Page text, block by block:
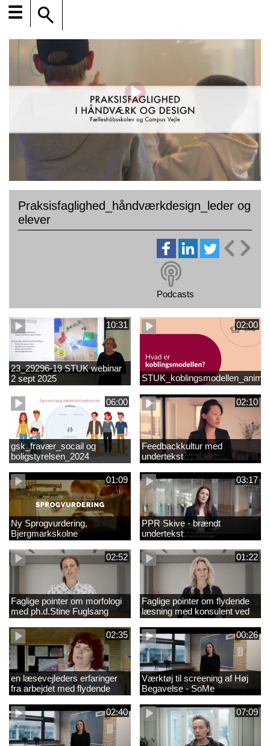
☰
Praksisfaglighed_håndværkdesign_leder og
elever
Podcasts
10:31
23_29296-19 STUK webinar
2 sept 2025
1889337_1_1.MP4
02:00
06:00
gsk_fravær_socail og
boligstyrelsen_2024
02:10
Feedbackkultur med
undertekst
01:09
Ny Sprogvurdering,
Bjergmarkskolne
03:17
PPR Skive - brændt
undertekst
02:52
Faglige pointer om morfologi
med ph.d.Stine Fuglsang
Engmose
01:22
Faglige pointer om flydende
læsning med konsulent ved
CFU Louise Duus
02:35
en læsevejleders erfaringer
fra arbejdet med flydende
læsning
00:26
Værktøj til screening af Høj
Begavelse - SoMe
02:40 07:09